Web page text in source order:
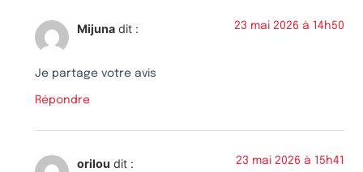
Mijuna dit : 23 mai 2026 à 14h50
Je partage votre avis
Répondre
orilou dit : 23 mai 2026 à 15h41